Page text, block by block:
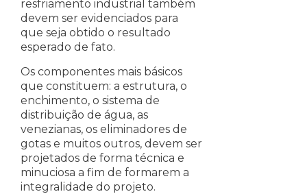
resfriamento industrial também
devem ser evidenciados para
que seja obtido o resultado
esperado de fato.
Os componentes mais básicos
que constituem: a estrutura, o
enchimento, o sistema de
distribuição de água, as
venezianas, os eliminadores de
gotas e muitos outros, devem ser
projetados de forma técnica e
minuciosa a fim de formarem a
integralidade do projeto.